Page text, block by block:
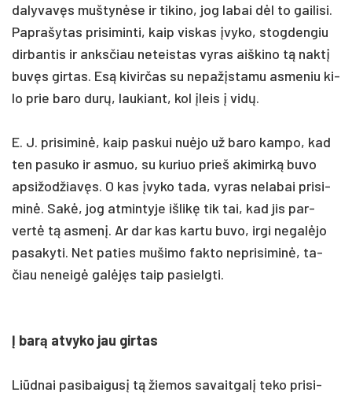
da­ly­vavęs muš­tynė­se ir ti­ki­no, jog la­bai dėl to gai­li­si.
Pap­ra­šy­tas pri­si­min­ti, kaip vis­kas įvy­ko, stog­den­giu
dir­ban­tis ir anks­čiau ne­teis­tas vy­ras aiš­ki­no tą naktį
buvęs gir­tas. Esą ki­vir­čas su ne­pažįs­ta­mu as­me­niu ki­
lo prie ba­ro durų, lau­kiant, kol įleis į vidų.
E. J. pri­si­minė, kaip pa­skui nu­ėjo už ba­ro kam­po, kad
ten pa­su­ko ir as­muo, su ku­riuo prie­š aki­mirką bu­vo
ap­si­žod­žiavęs. O kas įvy­ko ta­da, vy­ras ne­la­bai pri­si­
minė. Sakė, jog at­min­ty­je iš­likę tik tai, kad jis par­
vertė tą as­menį. Ar dar kas kar­tu bu­vo, ir­gi ne­galė­jo
pa­sa­ky­ti. Net pa­ties mu­ši­mo fak­to ne­pri­si­minė, ta­
čiau ne­neigė galėjęs taip pa­sielg­ti.
Į barą at­vy­ko jau gir­tas
Liūd­nai pa­si­bai­gusį tą žie­mos sa­vait­galį te­ko pri­si­